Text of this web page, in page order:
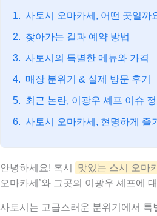
1. 사토시 오마카세, 어떤 곳일까
2. 찾아가는 길과 예약 방법
3. 사토시의 특별한 메뉴와 가격
4. 매장 분위기 & 실제 방문 후기
5. 최근 논란, 이광우 셰프 이슈 정
6. 사토시 오마카세, 현명하게 즐
안녕하세요! 혹시 맛있는 스시 오마
오마카세’와 그곳의 이광우 셰프에
사토시는 고급스러운 분위기에서 특